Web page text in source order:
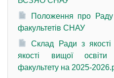
Положення про Раду
факультетів СНАУ
Склад Ради з якості
якості вищої освіти
факультету на 2025-